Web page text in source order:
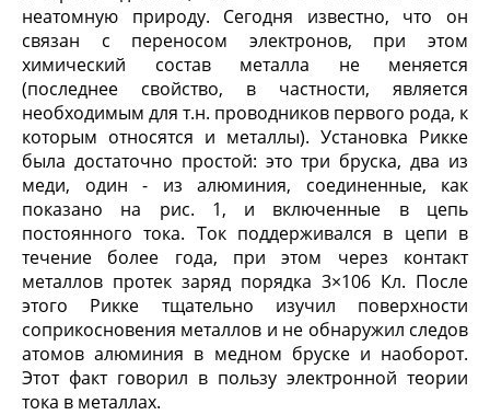
неатомную природу. Сегодня известно, что он
связан с переносом электронов, при этом
химический состав металла не меняется
(последнее свойство, в частности, является
необходимым для т.н. проводников первого рода, к
которым относятся и металлы). Установка Рикке
была достаточно простой: это три бруска, два из
меди, один - из алюминия, соединенные, как
показано на рис. 1, и включенные в цепь
постоянного тока. Ток поддерживался в цепи в
течение более года, при этом через контакт
металлов протек заряд порядка 3×106 Кл. После
этого Рикке тщательно изучил поверхности
соприкосновения металлов и не обнаружил следов
атомов алюминия в медном бруске и наоборот.
Этот факт говорил в пользу электронной теории
тока в металлах.